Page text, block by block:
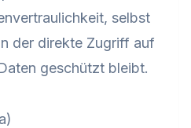
selbst
der direkte Zugriff auf
geschützt bleibt.